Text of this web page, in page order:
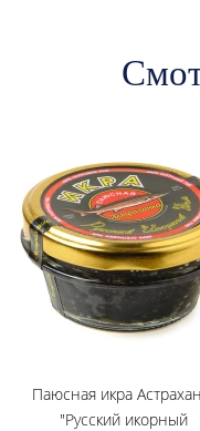
Паюсная икра
"Русский икорный